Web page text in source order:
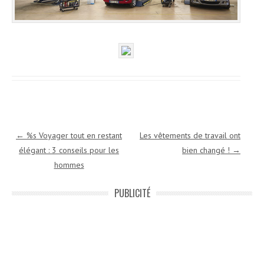
Navigation des articles
← %s Voyager tout en restant
élégant : 3 conseils pour les
hommes
Les vêtements de travail ont
bien changé ! →
PUBLICITÉ